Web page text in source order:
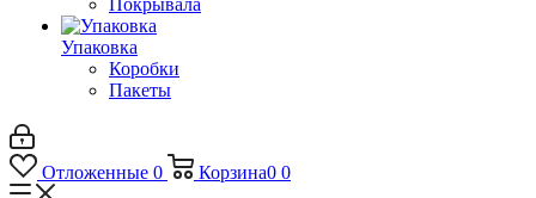
Покрывала
Упаковка
Коробки
Пакеты
Отложенные 0 Корзина0 0